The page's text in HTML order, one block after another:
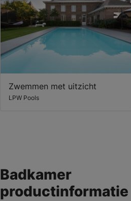
Zwemmen met uitzicht
LPW Pools
Badkamer
productinformatie